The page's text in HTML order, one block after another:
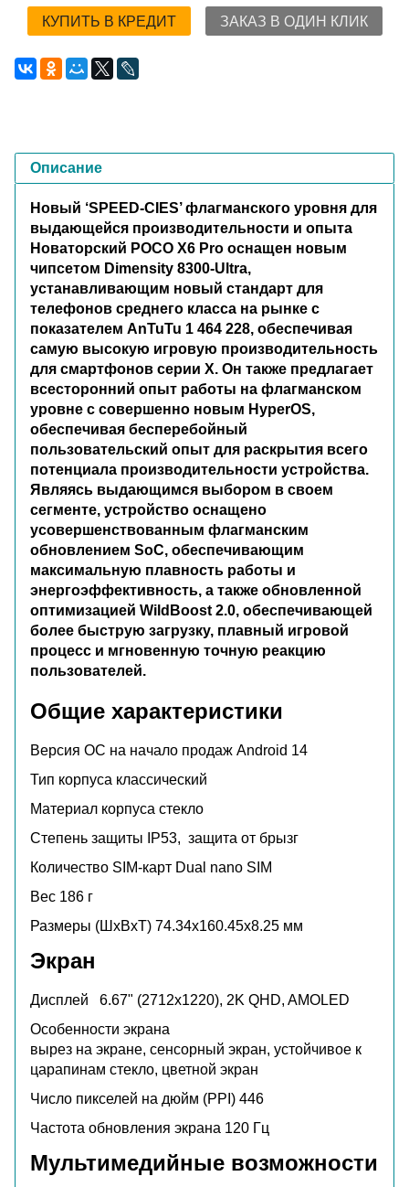
КУПИТЬ В КРЕДИТ ЗАКАЗ В ОДИН КЛИК
Описание
Новый ‘SPEED-CIES’ флагманского уровня для
выдающейся производительности и опыта
Новаторский POCO X6 Pro оснащен новым
чипсетом Dimensity 8300-Ultra,
устанавливающим новый стандарт для
телефонов среднего класса на рынке с
показателем AnTuTu 1 464 228, обеспечивая
самую высокую игровую производительность
для смартфонов серии X. Он также предлагает
всесторонний опыт работы на флагманском
уровне с совершенно новым HyperOS,
обеспечивая бесперебойный
пользовательский опыт для раскрытия всего
потенциала производительности устройства.
Являясь выдающимся выбором в своем
сегменте, устройство оснащено
усовершенствованным флагманским
обновлением SoC, обеспечивающим
максимальную плавность работы и
энергоэффективность, а также обновленной
оптимизацией WildBoost 2.0, обеспечивающей
более быструю загрузку, плавный игровой
процесс и мгновенную точную реакцию
пользователей.
Общие характеристики
Версия ОС на начало продаж Android 14
Тип корпуса классический
Материал корпуса стекло
Степень защиты
IP53, защита от брызг
Количество SIM-карт Dual nano SIM
Вес 186 г
Размеры (ШxВxТ) 74.34x160.45x8.25 мм
Экран
Дисплей 6.67" (2712x1220), 2K QHD, AMOLED
Особенности экрана
вырез на экране, сенсорный экран, устойчивое к
царапинам стекло, цветной экран
Число пикселей на дюйм (PPI) 446
Частота обновления экрана 120 Гц
Мультимедийные возможности